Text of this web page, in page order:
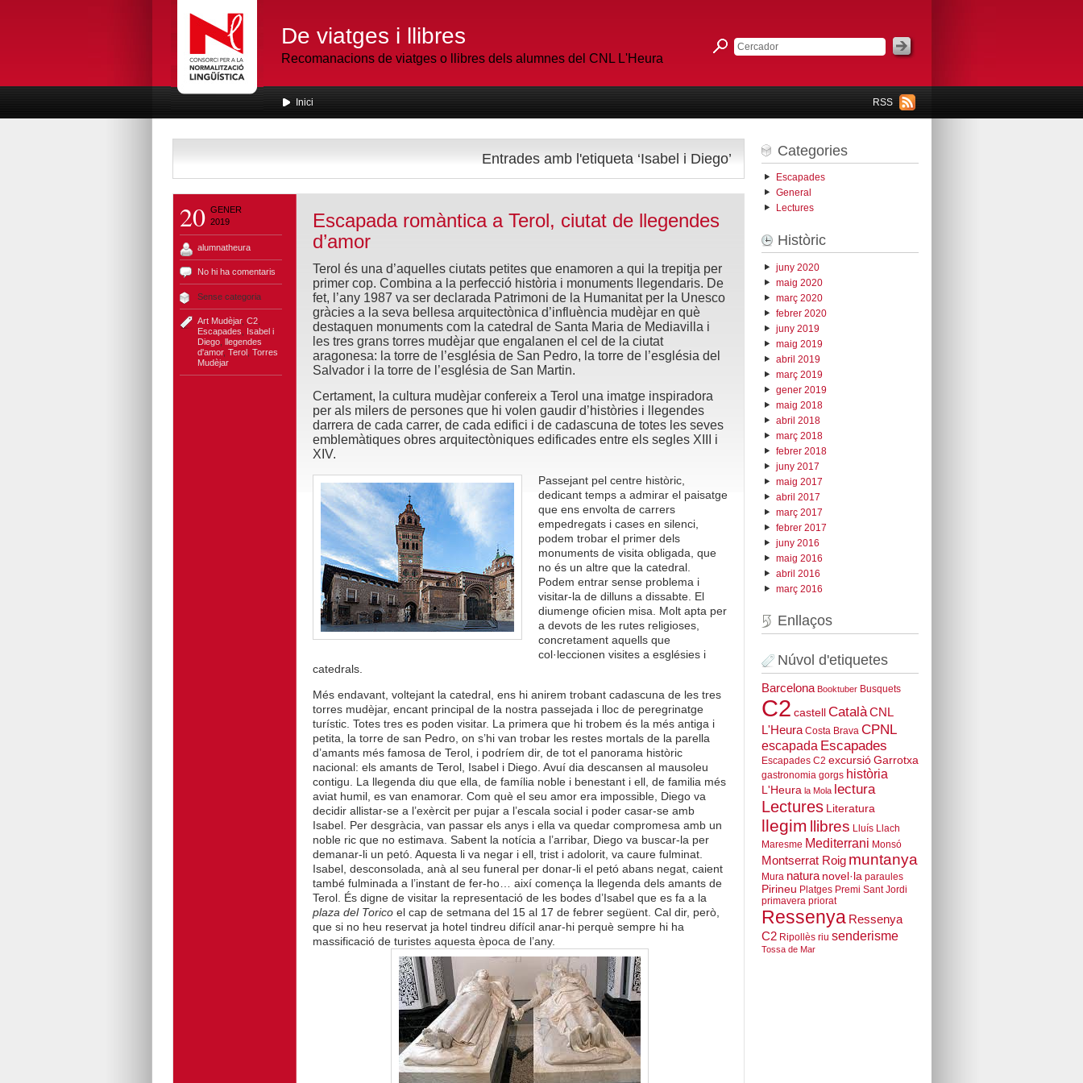
De viatges i llibres
Recomanacions de viatges o llibres dels alumnes del CNL L'Heura
RSS
Inici
Entrades amb l'etiqueta ‘Isabel i Diego’
20 GENER
2019
alumnatheura
No hi ha comentaris
Sense categoria
Art Mudèjar, C2,
Escapades
Isabel i
Diego, llegendes
d'amor, Terol, Torres
Mudèjar
Escapada romàntica a Terol, ciutat de llegendes
d’amor
Terol és una d’aquelles ciutats petites que enamoren a qui la trepitja per
primer cop. Combina a la perfecció història i monuments llegendaris. De
fet, l’any 1987 va ser declarada Patrimoni de la Humanitat per la Unesco
gràcies a la seva bellesa arquitectònica d’influència mudèjar en què
destaquen monuments com la catedral de Santa Maria de Mediavilla i
les tres grans torres mudèjar que engalanen el cel de la ciutat
aragonesa: la torre de l’església de San Pedro, la torre de l’església del
Salvador i la torre de l’església de San Martin.
Certament, la cultura mudèjar confereix a Terol una imatge inspiradora
per als milers de persones que hi volen gaudir d’històries i llegendes
darrera de cada carrer, de cada edifici i de cadascuna de totes les seves
emblemàtiques obres arquitectòniques edificades entre els segles XIII i
XIV.
Passejant pel centre històric,
dedicant temps a admirar el paisatge
que ens envolta de carrers
empedregats i cases en silenci,
podem trobar el primer dels
monuments de visita obligada, que
no és un altre que la catedral.
Podem entrar sense problema i
visitar-la de dilluns a dissabte. El
diumenge oficien misa. Molt apta per
a devots de les rutes religioses,
concretament aquells que
col·leccionen visites a esglésies i
catedrals.
Més endavant, voltejant la catedral, ens hi anirem trobant cadascuna de les tres
torres mudèjar, encant principal de la nostra passejada i lloc de peregrinatge
turístic. Totes tres es poden visitar. La primera que hi trobem és la més antiga i
petita, la torre de san Pedro, on s’hi van trobar les restes mortals de la parella
d’amants més famosa de Terol, i podríem dir, de tot el panorama històric
nacional: els amants de Terol, Isabel i Diego. Avuí dia descansen al mausoleu
contigu. La llegenda diu que ella, de família noble i benestant i ell, de familia més
aviat humil, es van enamorar. Com què el seu amor era impossible, Diego va
decidir allistar-se a l’exèrcit per pujar a l’escala social i poder casar-se amb
Isabel. Per desgràcia, van passar els anys i ella va quedar compromesa amb un
noble ric que no estimava. Sabent la notícia a l’arribar, Diego va buscar-la per
demanar-li un petó. Aquesta li va negar i ell, trist i adolorit, va caure fulminat.
Isabel, desconsolada, anà al seu funeral per donar-li el petó abans negat, caient
també fulminada a l’instant de fer-ho… així comença la llegenda dels amants de
Terol. És digne de visitar la representació de les bodes d’Isabel que es fa a la
plaza del Toricoel cap de setmana del 15 al 17 de febrer següent. Cal dir, però,
que si no heu reservat ja hotel tindreu difícil anar-hi perquè sempre hi ha
massificació de turistes aquesta època de l’any.
Categories
Escapades
General
Lectures
Històric
juny 2020
maig 2020
març 2020
febrer 2020
juny 2019
maig 2019
abril 2019
març 2019
gener 2019
maig 2018
abril 2018
març 2018
febrer 2018
juny 2017
maig 2017
abril 2017
març 2017
febrer 2017
juny 2016
maig 2016
abril 2016
març 2016
Enllaços
Núvol d'etiquetes
Barcelona Booktuber Busquets
C2 castell Català CNL
L'Heura Costa Brava CPNL
escapada Escapades
Escapades C2 excursió Garrotxa
gastronomia gorgs història
L'Heura la Mola lectura
Lectures Literatura
llegim llibres Lluís Llach
Maresme Mediterrani Monsó
Montserrat Roig muntanya
Mura natura novel·la paraules
Pirineu Platges Premi Sant Jordi
primavera priorat
Ressenya Ressenya
C2 Ripollès riu senderisme
Tossa de Mar